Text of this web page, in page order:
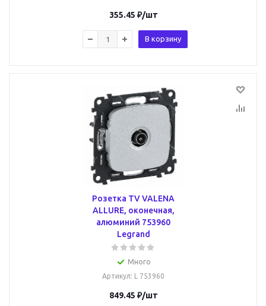
355.45 ₽/шт
В корзину
Розетка TV VALENA
ALLURE, оконечная,
алюминий 753960
Legrand
Много
Артикул: L 753960
849.45 ₽/шт